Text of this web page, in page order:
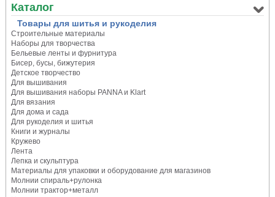
Каталог
Товары для шитья и рукоделия
Строительные материалы
Наборы для творчества
Бельевые ленты и фурнитура
Бисер, бусы, бижутерия
Детское творчество
Для вышивания
Для вышивания наборы PANNA и Klart
Для вязания
Для дома и сада
Для рукоделия и шитья
Книги и журналы
Кружево
Лента
Лепка и скульптура
Материалы для упаковки и оборудование для магазинов
Молнии спираль+рулонка
Молнии трактор+металл